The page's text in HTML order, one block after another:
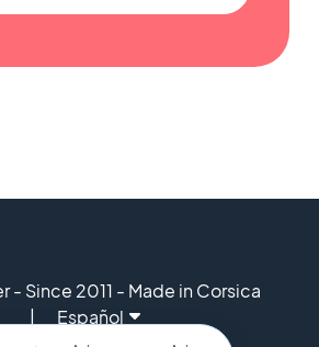
- Since 2011 - Made in Corsica
Español